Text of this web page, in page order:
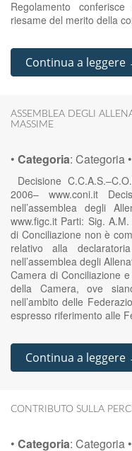
Regolamento
riesame del merito della
Continua a leggere
ASSEMBLEA DEGLI
MASSIME
• Categoria: Categoria •
Decisione
2006– www.coni.it
nell’assemblea degli
www.figc.it Parti: Sig.
di Conciliazione non è
relativo alla
nell’assemblea degli
Camera di Conciliazione
della Camera, ove
nell’ambito delle
espresso riferimento alle
Continua a leggere
CONTRIBUTO SULLA
• Categoria: Categoria •